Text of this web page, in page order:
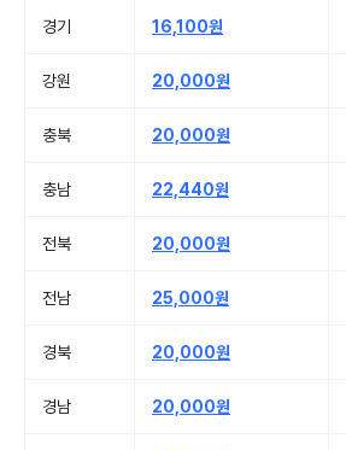
경기 16,100원
강원 20,000원
충북 20,000원
충남 22,440원
전북 20,000원
전남 25,000원
경북 20,000원
경남 20,000원